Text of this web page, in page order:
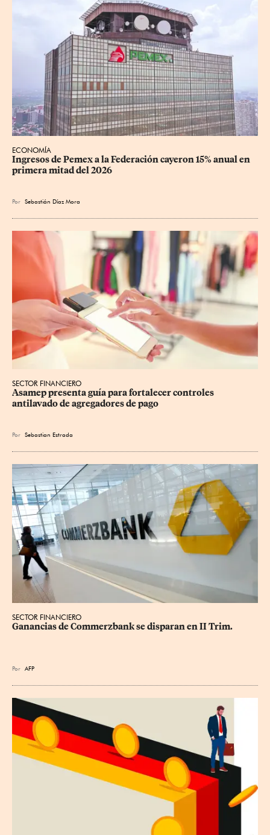
ECONOMÍA
Ingresos de Pemex a la Federación cayeron 15% anual en
primera mitad del 2026
Por Sebastián Díaz Mora
SECTOR FINANCIERO
Asamep presenta guía para fortalecer controles
antilavado de agregadores de pago
Por Sebastian Estrada
SECTOR FINANCIERO
Ganancias de Commerzbank se disparan en II Trim.
Por AFP